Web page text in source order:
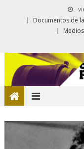
Documentos de la